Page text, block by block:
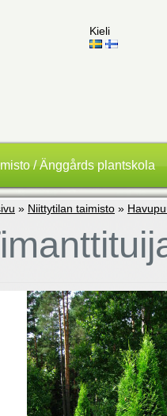
Kieli
/ Änggårds plantskola
» Niittytilan taimisto »